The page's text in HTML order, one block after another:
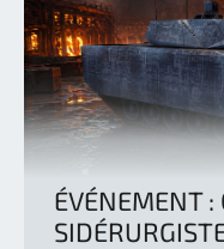
ÉVÉNEMENT :